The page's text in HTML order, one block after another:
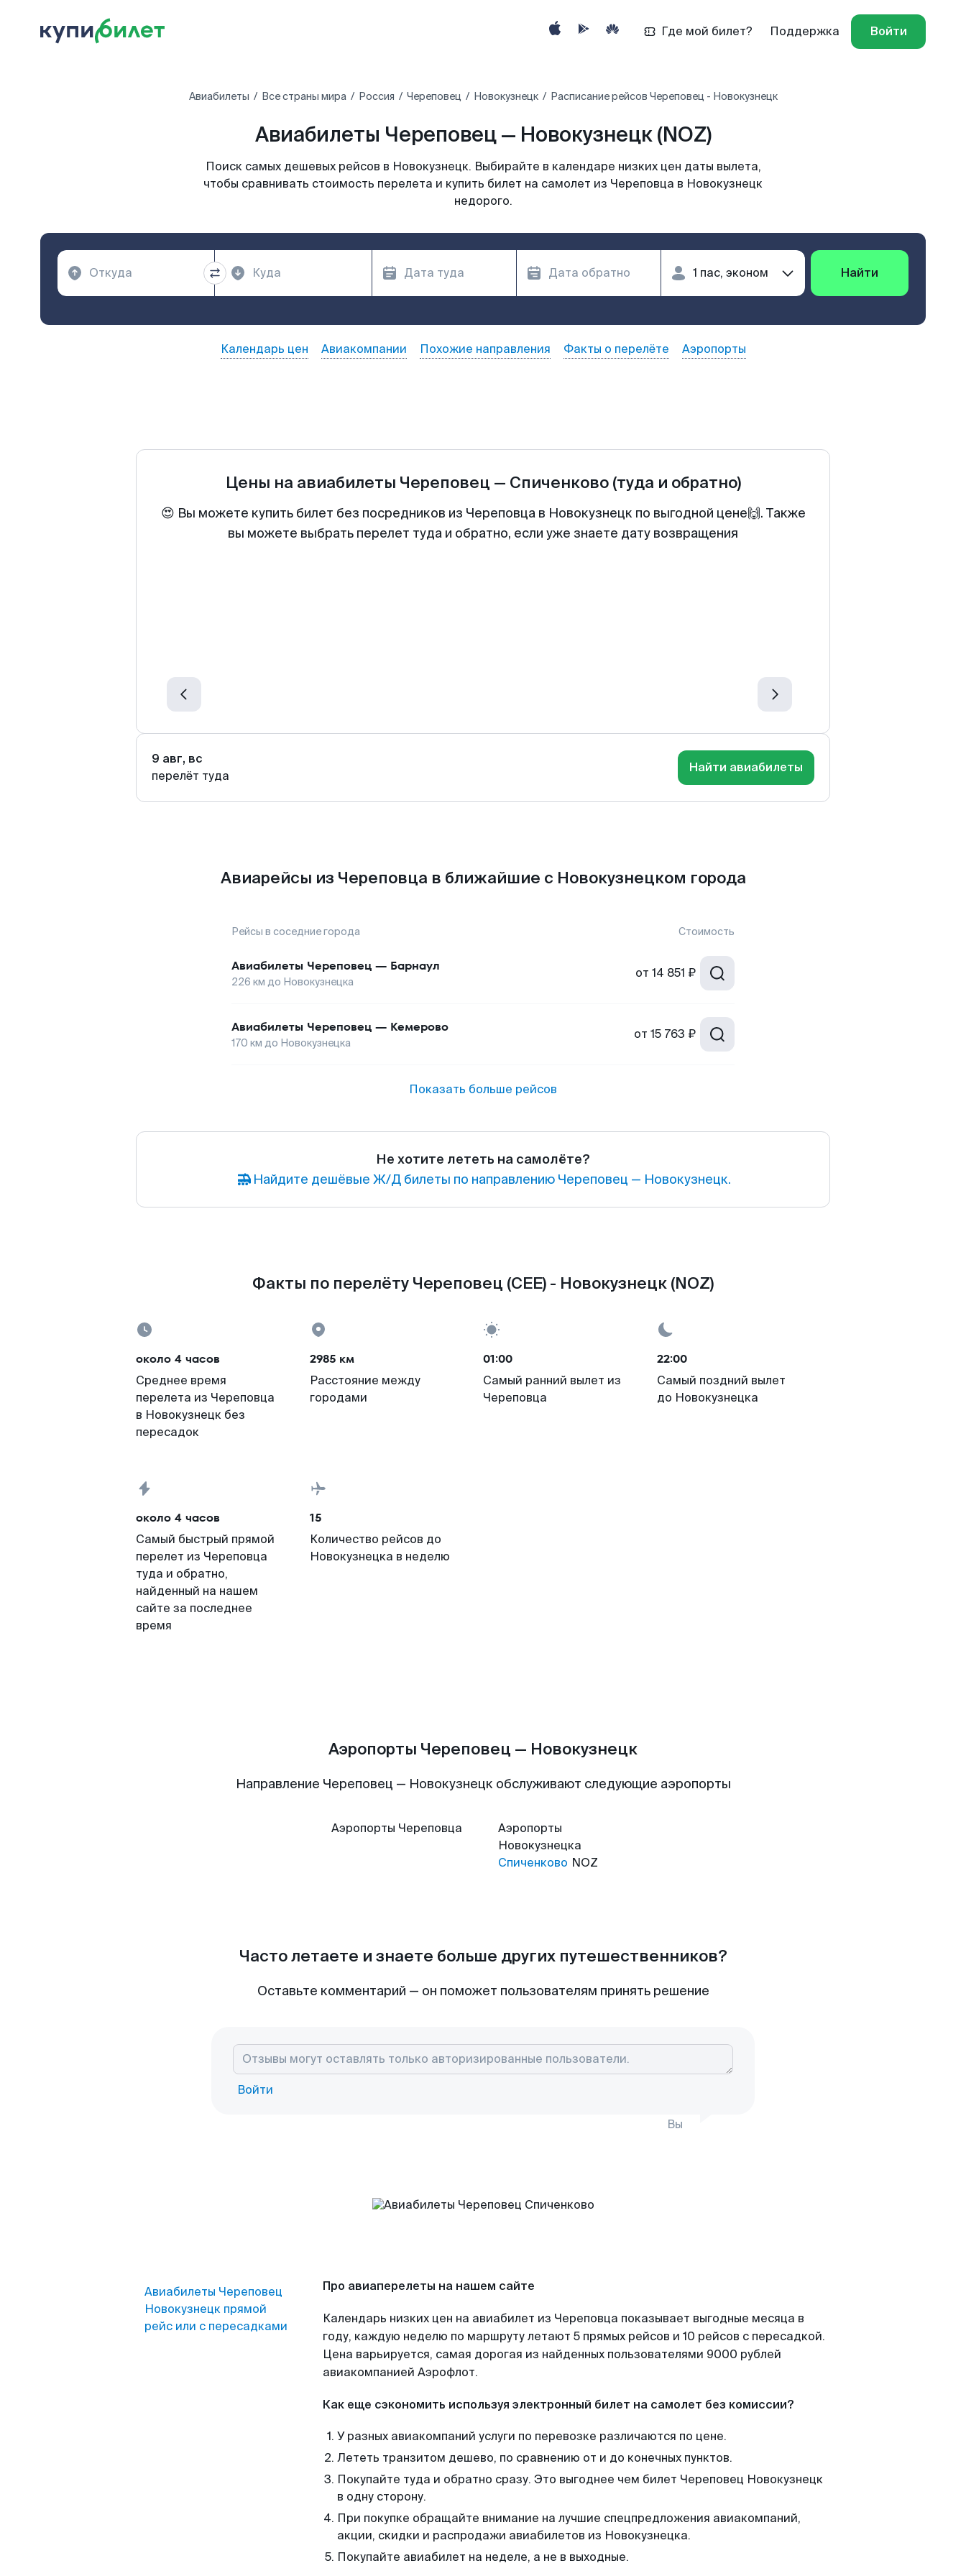
Где мой билет? Поддержка Войти
Авиабилеты Все страны мира Россия Череповец Новокузнецк Расписание рейсов Череповец - Новокузнецк
Авиабилеты Череповец — Новокузнецк (NOZ)
Поиск самых дешевых рейсов в Новокузнецк. Выбирайте в календаре низких цен даты вылета,
чтобы сравнивать стоимость перелета и купить билет на самолет из Череповца в Новокузнецк
недорого.
Найти
Календарь цен Авиакомпании Похожие направления Факты о перелёте Аэропорты
Цены на авиабилеты Череповец — Спиченково (туда и обратно)
😍 Вы можете купить билет без посредников из Череповца в Новокузнецк по выгодной цене🙌. Также
вы можете выбрать перелет туда и обратно, если уже знаете дату возвращения
9 авг, вс
перелёт туда
Найти авиабилеты
Авиарейсы из Череповца в ближайшие с Новокузнецком города
Рейсы в соседние города Стоимость
Авиабилеты Череповец — Барнаул
226 км до Новокузнецка
от 14 851 ₽
Авиабилеты Череповец — Кемерово
170 км до Новокузнецка
от 15 763 ₽
Показать больше рейсов
Не хотите лететь на самолёте?
Найдите дешёвые Ж/Д билеты по направлению Череповец — Новокузнецк.
Факты по перелёту Череповец (CEE) - Новокузнецк (NOZ)
около 4 часов
Среднее время
перелета из Череповца
в Новокузнецк без
пересадок
2985 км
Расстояние между
городами
01:00
Самый ранний вылет из
Череповца
22:00
Самый поздний вылет
до Новокузнецка
около 4 часов
Самый быстрый прямой
перелет из Череповца
туда и обратно,
найденный на нашем
сайте за последнее
время
15
Количество рейсов до
Новокузнецка в неделю
Аэропорты Череповец — Новокузнецк
Направление Череповец — Новокузнецк обслуживают следующие аэропорты
Аэропорты Череповца
Аэропорты
Новокузнецка
Спиченково NOZ
Часто летаете и знаете больше других путешественников?
Оставьте комментарий — он поможет пользователям принять решение
Войти
Вы
Авиабилеты Череповец
Новокузнецк прямой
рейс или с пересадками
Про авиаперелеты на нашем сайте
Календарь низких цен на авиабилет из Череповца показывает выгодные месяца в
году, каждую неделю по маршруту летают 5 прямых рейсов и 10 рейсов с пересадкой.
Цена варьируется, самая дорогая из найденных пользователями 9000 рублей
авиакомпанией Аэрофлот.
Как еще сэкономить используя электронный билет на самолет без комиссии?
У разных авиакомпаний услуги по перевозке различаются по цене.
Лететь транзитом дешево, по сравнению от и до конечных пунктов.
Покупайте туда и обратно сразу. Это выгоднее чем билет Череповец Новокузнецк
в одну сторону.
При покупке обращайте внимание на лучшие спецпредложения авиакомпаний,
акции, скидки и распродажи авиабилетов из Новокузнецка.
Покупайте авиабилет на неделе, а не в выходные.